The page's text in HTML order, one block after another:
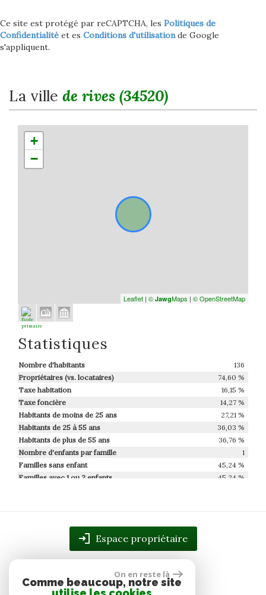
Ce site est protégé par reCAPTCHA, les Politiques de
Confidentialité et es Conditions d'utilisationde Google
s'appliquent.
la ville de rives (34520)
+
−
Leaflet | © JawgMaps | © OpenStreetMap
Statistiques
Nombre d'habitants
136
Propriétaires (vs. locataires)
74,60 %
Taxe habitation
16,15 %
Taxe foncière
14,27 %
Habitants de moins de 25 ans
27,21 %
Habitants de 25 à 55 ans
36,03 %
Habitants de plus de 55 ans
36,76 %
Nombre d'enfants par famille
1
Familles sans enfant
45,24 %
Familles avec 1 ou 2 enfants
45,24 %
Espace propriétaire
On en reste là
Comme beaucoup, notre site